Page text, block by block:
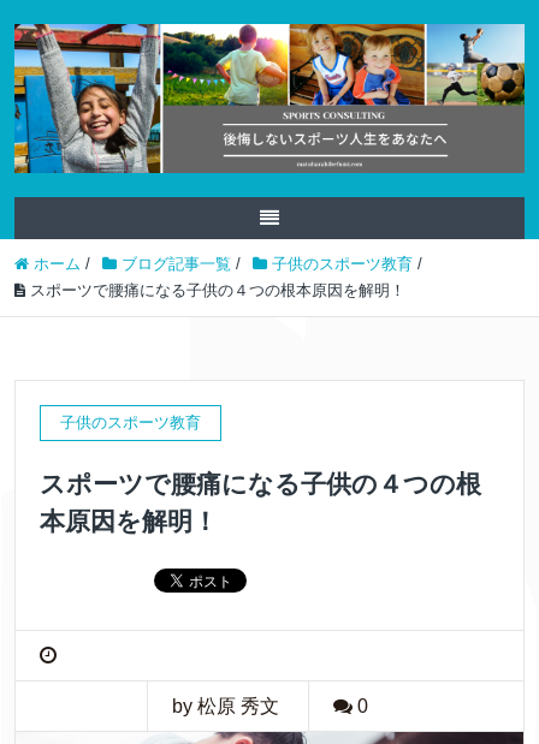
ホーム / ブログ記事一覧 / 子供のスポーツ教育 /
スポーツで腰痛になる子供の４つの根本原因を解明！
子供のスポーツ教育
スポーツで腰痛になる子供の４つの根
本原因を解明！
by 松原 秀文 0